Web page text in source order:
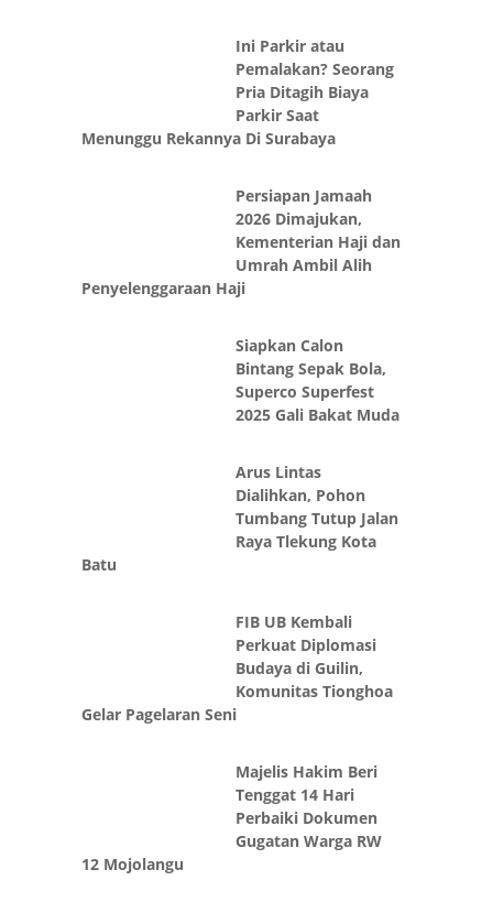
Ini Parkir atau
Pemalakan? Seorang
Pria Ditagih Biaya
Parkir Saat
Menunggu Rekannya Di Surabaya
Persiapan Jamaah
2026 Dimajukan,
Kementerian Haji dan
Umrah Ambil Alih
Penyelenggaraan Haji
Siapkan Calon
Bintang Sepak Bola,
Superco Superfest
2025 Gali Bakat Muda
Arus Lintas
Dialihkan, Pohon
Tumbang Tutup Jalan
Raya Tlekung Kota
Batu
FIB UB Kembali
Perkuat Diplomasi
Budaya di Guilin,
Komunitas Tionghoa
Gelar Pagelaran Seni
Majelis Hakim Beri
Tenggat 14 Hari
Perbaiki Dokumen
Gugatan Warga RW
12 Mojolangu